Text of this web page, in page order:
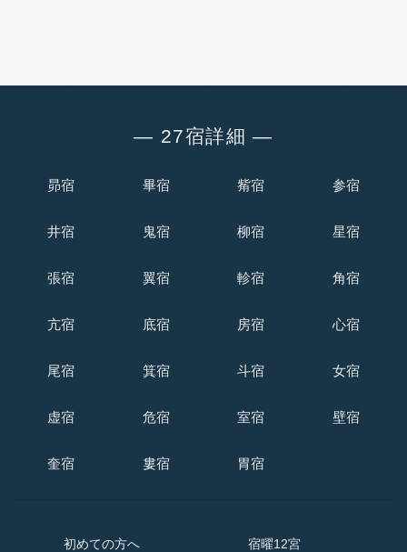
― 27宿詳細 ―
昴宿 畢宿 觜宿 参宿
井宿 鬼宿 柳宿 星宿
張宿 翼宿 軫宿 角宿
亢宿 底宿 房宿 心宿
尾宿 箕宿 斗宿 女宿
虚宿 危宿 室宿 壁宿
奎宿 婁宿 胃宿
初めての方へ 宿曜12宮